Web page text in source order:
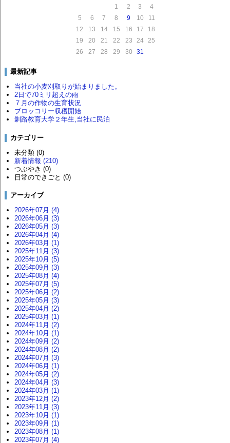
1 2 3
4
5
6 7 8 9 10
11
12
13 14 15 16 17
18
19
20 21 22 23 24
25
26
27 28 29 30 31
最新記事
当社の小麦刈取りが始まりました。
2日で70ミリ超えの雨
７月の作物の生育状況
ブロッコリー収穫開始
釧路教育大学２年生,当社に民泊
カテゴリー
未分類 (0)
新着情報 (210)
つぶやき (0)
日常のできごと (0)
アーカイブ
2026年07月 (4)
2026年06月 (3)
2026年05月 (3)
2026年04月 (4)
2026年03月 (1)
2025年11月 (3)
2025年10月 (5)
2025年09月 (3)
2025年08月 (4)
2025年07月 (5)
2025年06月 (2)
2025年05月 (3)
2025年04月 (2)
2025年03月 (1)
2024年11月 (2)
2024年10月 (1)
2024年09月 (2)
2024年08月 (2)
2024年07月 (3)
2024年06月 (1)
2024年05月 (2)
2024年04月 (3)
2024年03月 (1)
2023年12月 (2)
2023年11月 (3)
2023年10月 (1)
2023年09月 (1)
2023年08月 (1)
2023年07月 (4)